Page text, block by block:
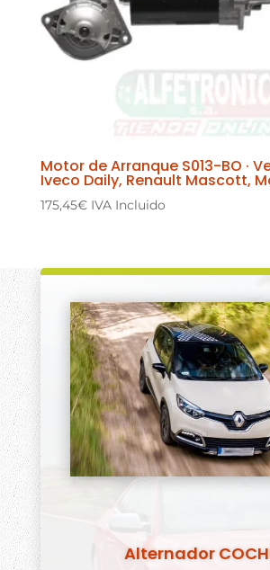
Motor de Arranque S013-BO ·
Iveco Daily, Renault Mascott,
175,45€ IVA Incluido
Alternador